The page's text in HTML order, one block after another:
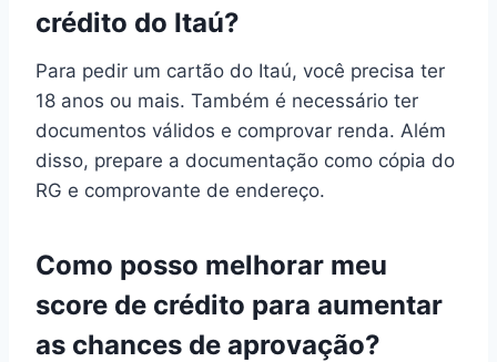
crédito do Itaú?
Para pedir um cartão do Itaú, você precisa ter
18 anos ou mais. Também é necessário ter
documentos válidos e comprovar renda. Além
disso, prepare a documentação como cópia do
RG e comprovante de endereço.
Como posso melhorar meu
score de crédito para aumentar
as chances de aprovação?